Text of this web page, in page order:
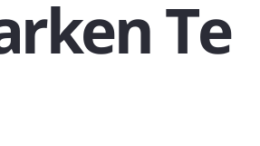
Te